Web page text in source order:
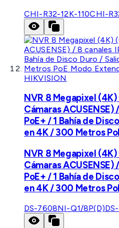
CHI-R32-12K-110CHI-
HIKVISION
NVR 8 Megapixel
Cámaras
PoE+ / 1 Bahía de
en 4K / 300 Metros
NVR 8 Megapixel
Cámaras
PoE+ / 1 Bahía de
en 4K / 300 Metros
DS-7608NI-Q1/8P(D)